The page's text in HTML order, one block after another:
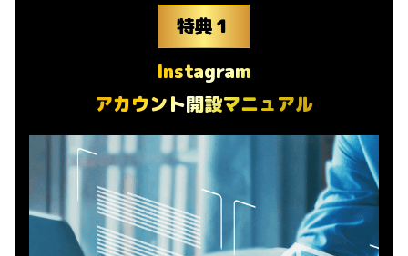
特典１
Instagram
アカウント開設マニュアル